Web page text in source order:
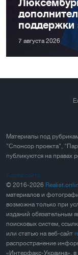
поддержки
7 августа 2026
Материалы под
"Спонсор проекта",
публикуются на правах
Карта сайта
© 2016-2026
материалов и
возможна только при
изданий обязательным
поисковых систем,
или статью на веб-сайт
распространение
«Интерфакс-Украина»,